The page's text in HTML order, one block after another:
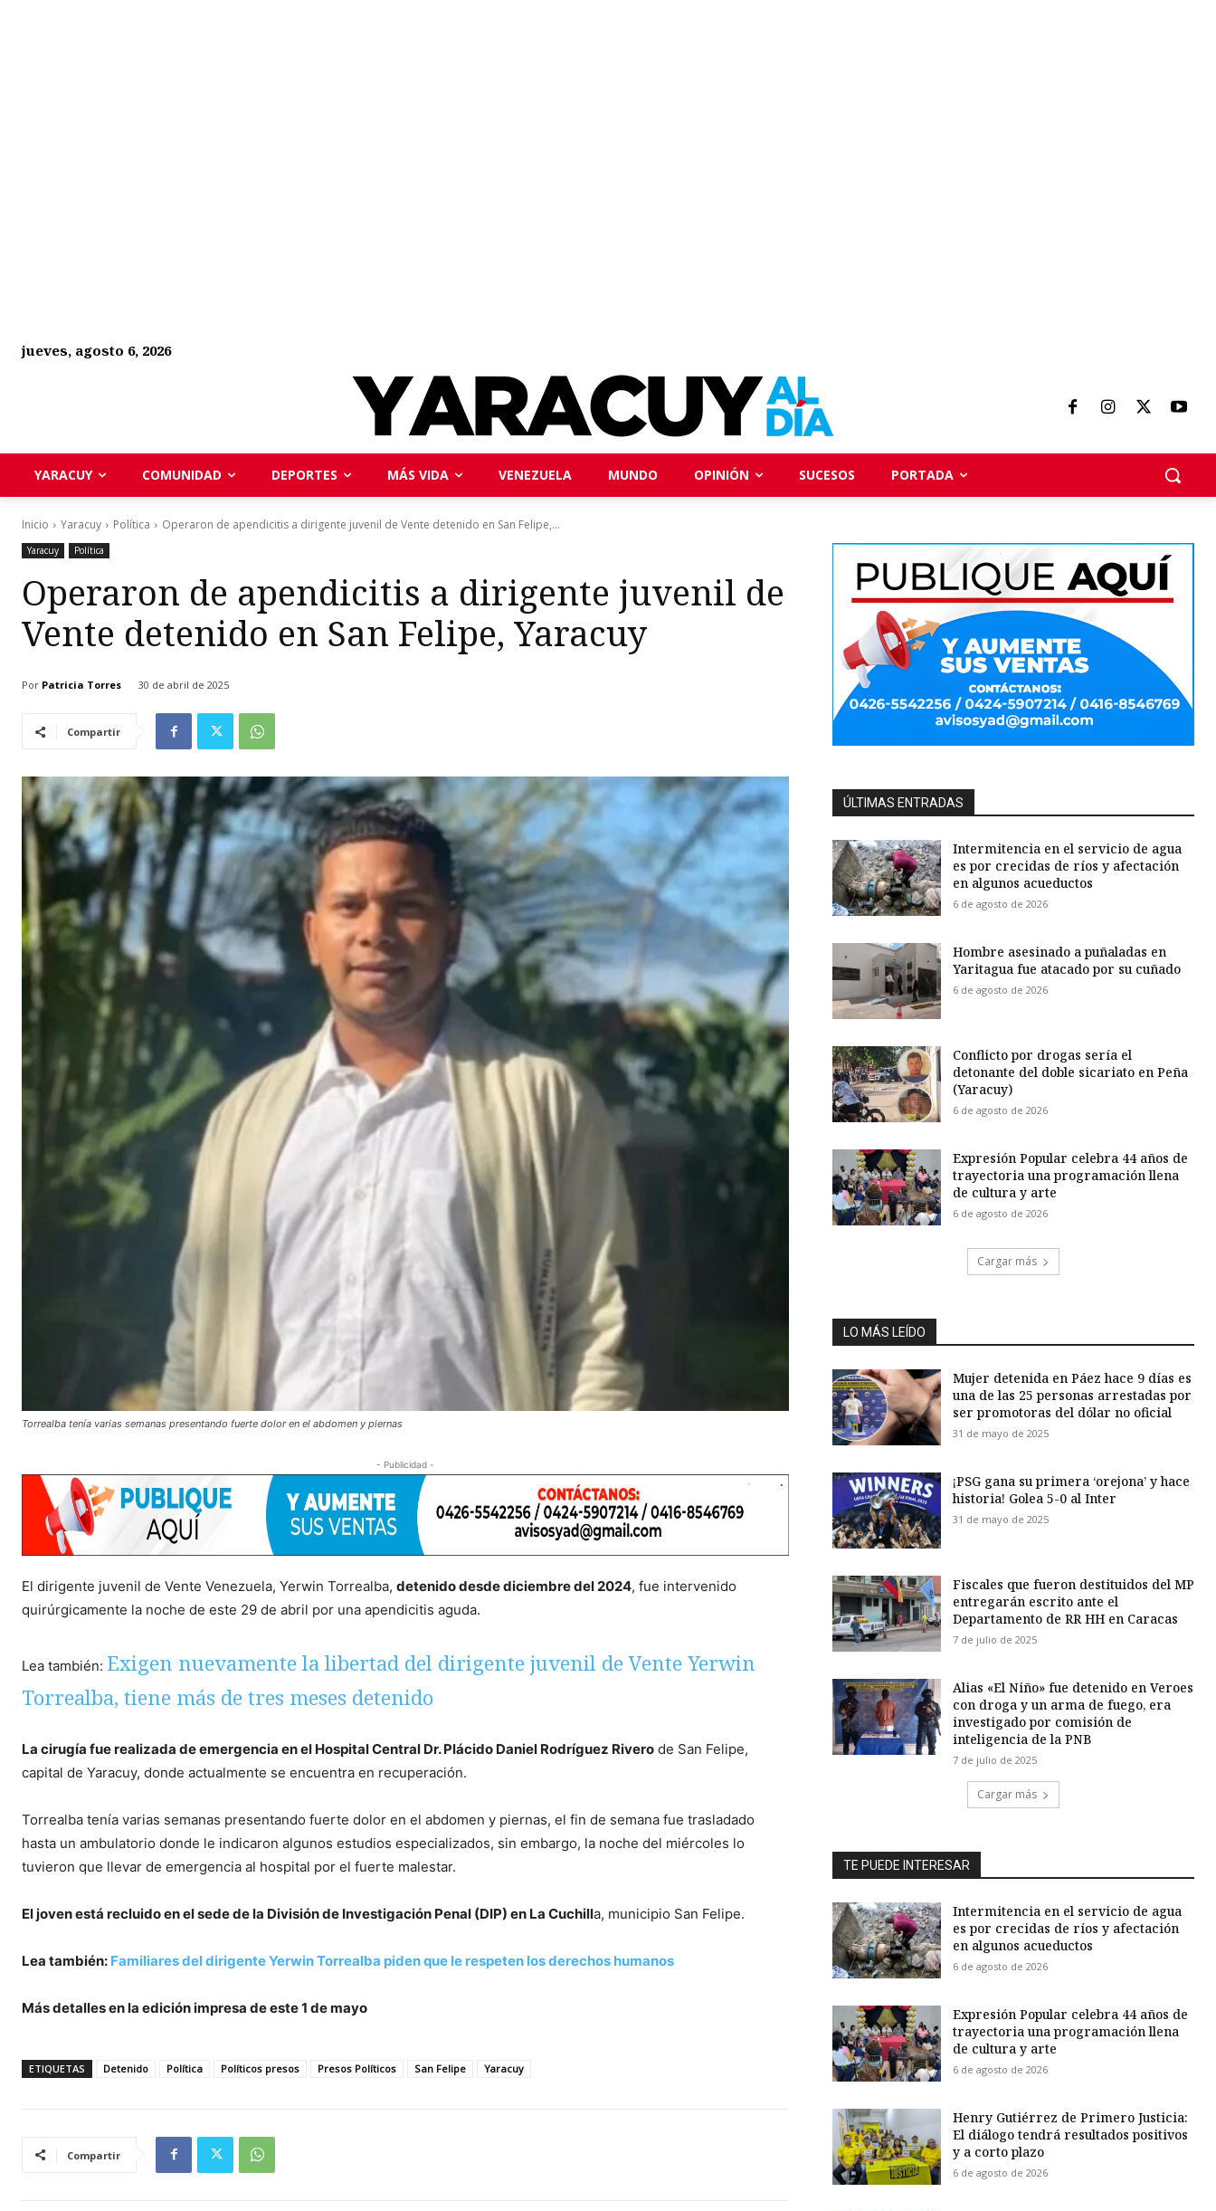
jueves, agosto 6, 2026
YARACUY COMUNIDAD DEPORTES MÁS VIDA VENEZUELA MUNDO OPINIÓN SUCESOS PORTADA
Inicio Yaracuy Política Operaron de apendicitis a dirigente juvenil de Vente detenido en San Felipe,...
Yaracuy Política
Operaron de apendicitis a dirigente juvenil de
Vente detenido en San Felipe, Yaracuy
Por Patricia Torres 30 de abril de 2025
Compartir
Torrealba tenía varias semanas presentando fuerte dolor en el abdomen y piernas
- Publicidad -
El dirigente juvenil de Vente Venezuela, Yerwin Torrealba, detenido desde diciembre del 2024, fue intervenido
quirúrgicamente la noche de este 29 de abril por una apendicitis aguda.
Lea también: Exigen nuevamente la libertad del dirigente juvenil de Vente Yerwin
Torrealba, tiene más de tres meses detenido
La cirugía fue realizada de emergencia en el Hospital Central Dr. Plácido Daniel Rodríguez Rivero de San Felipe,
capital de Yaracuy, donde actualmente se encuentra en recuperación.
Torrealba tenía varias semanas presentando fuerte dolor en el abdomen y piernas, el fin de semana fue trasladado
hasta un ambulatorio donde le indicaron algunos estudios especializados, sin embargo, la noche del miércoles lo
tuvieron que llevar de emergencia al hospital por el fuerte malestar.
El joven está recluido en el sede de la División de Investigación Penal (DIP) en La Cuchilla, municipio San Felipe.
Lea también: Familiares del dirigente Yerwin Torrealba piden que le respeten los derechos humanos
Más detalles en la edición impresa de este 1 de mayo
ETIQUETAS Detenido Política Políticos presos Presos Políticos San Felipe Yaracuy
Compartir
ÚLTIMAS ENTRADAS
Intermitencia en el servicio de agua
es por crecidas de ríos y afectación
en algunos acueductos
6 de agosto de 2026
Hombre asesinado a puñaladas en
Yaritagua fue atacado por su cuñado
6 de agosto de 2026
Conflicto por drogas sería el
detonante del doble sicariato en Peña
(Yaracuy)
6 de agosto de 2026
Expresión Popular celebra 44 años de
trayectoria una programación llena
de cultura y arte
6 de agosto de 2026
Cargar más
LO MÁS LEÍDO
Mujer detenida en Páez hace 9 días es
una de las 25 personas arrestadas por
ser promotoras del dólar no oficial
31 de mayo de 2025
¡PSG gana su primera ‘orejona’ y hace
historia! Golea 5-0 al Inter
31 de mayo de 2025
Fiscales que fueron destituidos del MP
entregarán escrito ante el
Departamento de RR HH en Caracas
7 de julio de 2025
Alias «El Niño» fue detenido en Veroes
con droga y un arma de fuego, era
investigado por comisión de
inteligencia de la PNB
7 de julio de 2025
Cargar más
TE PUEDE INTERESAR
Intermitencia en el servicio de agua
es por crecidas de ríos y afectación
en algunos acueductos
6 de agosto de 2026
Expresión Popular celebra 44 años de
trayectoria una programación llena
de cultura y arte
6 de agosto de 2026
Henry Gutiérrez de Primero Justicia:
El diálogo tendrá resultados positivos
y a corto plazo
6 de agosto de 2026